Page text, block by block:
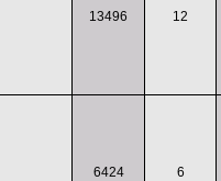
13496 12
6424 6